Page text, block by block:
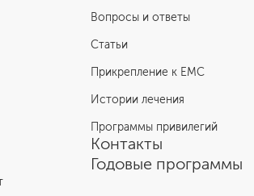
Вопросы и ответы
Статьи
Прикрепление к EMC
Истории лечения
Программы привилегий
Контакты
Годовые программы